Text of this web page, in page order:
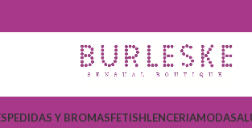
Y BROMASFETISHLENCERIAMODA